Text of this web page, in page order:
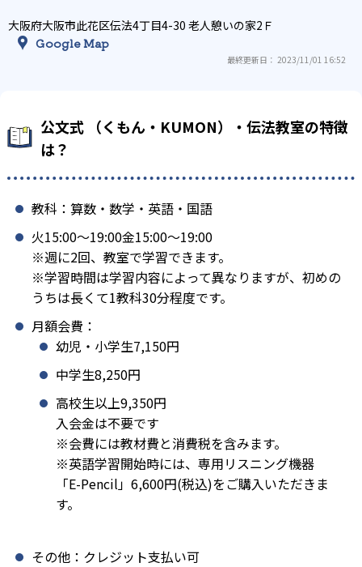
大阪府大阪市此花区伝法4丁目4-30 老人憩いの家2Ｆ
Google Map
最終更新日： 2023/11/01 16:52
公文式 （くもん・KUMON）・伝法教室の特徴
は？
教科：算数・数学・英語・国語
火15:00〜19:00金15:00〜19:00
※週に2回、教室で学習できます。
※学習時間は学習内容によって異なりますが、初めの
うちは長くて1教科30分程度です。
月額会費：
幼児・小学生7,150円
中学生8,250円
高校生以上9,350円
入会金は不要です
※会費には教材費と消費税を含みます。
※英語学習開始時には、専用リスニング機器
「E-Pencil」6,600円(税込)をご購入いただきま
す。
その他：クレジット支払い可